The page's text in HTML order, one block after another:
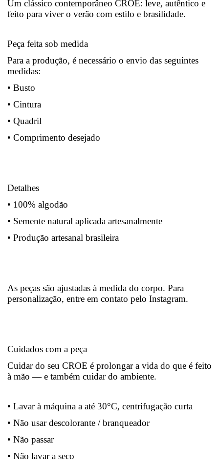
Um clássico contemporâneo CROE: leve, autêntico e
feito para viver o verão com estilo e brasilidade.
Peça feita sob medida
Para a produção, é necessário o envio das seguintes
medidas:
• Busto
• Cintura
• Quadril
• Comprimento desejado
Detalhes
• 100% algodão
• Semente natural aplicada artesanalmente
• Produção artesanal brasileira
As peças são ajustadas à medida do corpo. Para
personalização, entre em contato pelo Instagram.
Cuidados com a peça
Cuidar do seu CROE é prolongar a vida do que é feito
à mão — e também cuidar do ambiente.
• Lavar à máquina a até 30°C, centrifugação curta
• Não usar descolorante / branqueador
• Não passar
• Não lavar a seco